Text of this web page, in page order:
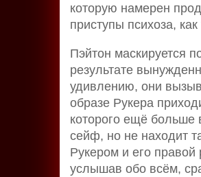
которую намерен
приступы психоза,
Пэйтон маскируется
результате
удивлению, они
образе Рукера
которого ещё больше
сейф, но не находит
Рукером и его
услышав обо всём,